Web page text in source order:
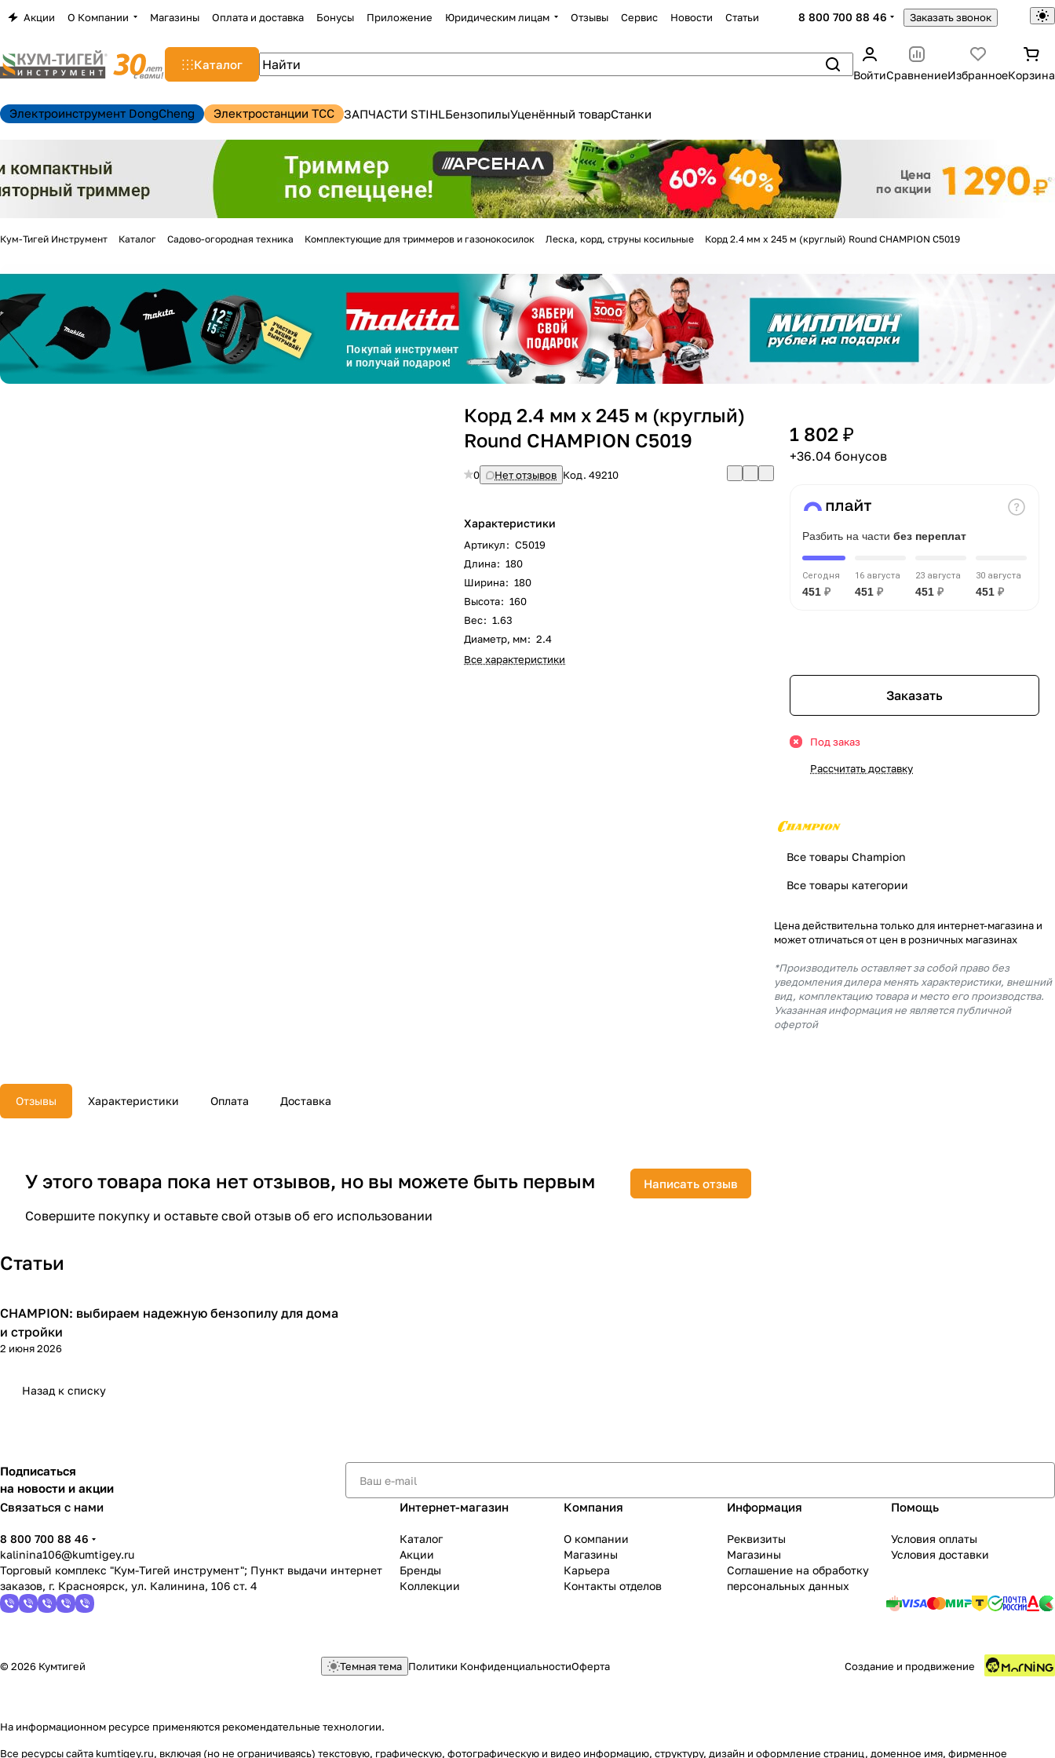
Акции О Компании Магазины Оплата и доставка Бонусы Приложение Юридическим лицам Отзывы Сервис Новости Статьи 8 800 700 88 46 Заказать звонок
Каталог
ВойтиСравнениеИзбранноеКорзина
Электроинструмент DongCheng Электростанции TCC ЗАПЧАСТИ STIHLБензопилыУценённый товарСтанки
Кум-Тигей Инструмент Каталог Садово-огородная техника Комплектующие для триммеров и газонокосилок Леска, корд, струны косильные Корд 2.4 мм х 245 м (круглый) Round CHAMPION C5019
Корд 2.4 мм х 245 м (круглый)
Round CHAMPION C5019
0 Нет отзывов Код.49210
Характеристики
Артикул: C5019
Длина: 180
Ширина: 180
Высота: 160
Вес: 1.63
Диаметр, мм: 2.4
Все характеристики
1 802 ₽
+36.04 бонусов
Разбить на части без переплат
Сегодня
451 ₽
16 августа
451 ₽
23 августа
451 ₽
30 августа
451 ₽
Заказать
Под заказ
Рассчитать доставку
Все товары Champion
Все товары категории
Цена действительна только для интернет-магазина и
может отличаться от цен в розничных магазинах
*Производитель оставляет за собой право без
уведомления дилера менять характеристики, внешний
вид, комплектацию товара и место его производства.
Указанная информация не является публичной
офертой
Отзывы Характеристики Оплата Доставка
У этого товара пока нет отзывов, но вы можете быть первым
Совершите покупку и оставьте свой отзыв об его использовании
Написать отзыв
Статьи
Пилы
CHAMPION: выбираем надежную бензопилу для дома
и стройки
2 июня 2026
Назад к списку
Подписаться
на новости и акции
Связаться с нами
8 800 700 88 46
kalinina106@kumtigey.ru
Торговый комплекс "Кум-Тигей инструмент"; Пункт выдачи интернет
заказов, г. Красноярск, ул. Калинина, 106 ст. 4
Интернет-магазин
Каталог
Акции
Бренды
Коллекции
Компания
О компании
Магазины
Карьера
Контакты отделов
Информация
Реквизиты
Магазины
Соглашение на обработку
персональных данных
Помощь
Условия оплаты
Условия доставки
© 2026 Кумтигей Темная тема Политики КонфиденциальностиОферта Создание и продвижение
На информационном ресурсе применяются рекомендательные технологии.
Все ресурсы сайта kumtigey.ru, включая (но не ограничиваясь) текстовую, графическую, фотографическую и видео информацию, структуру, дизайн и оформление страниц, доменное имя, фирменное
Для клиентов всех банков
на частибез переплат
График платежей
Оплачивайте сегодня только
% картой любого банка
выбранный способом